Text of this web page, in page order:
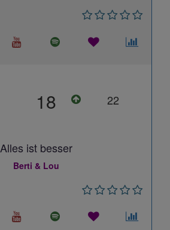
18 22
Alles ist besser
Berti & Lou